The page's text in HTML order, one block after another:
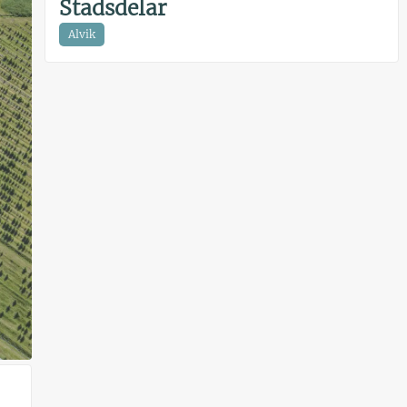
Stadsdelar
Alvik